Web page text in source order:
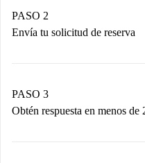
Tienes toda la
PASO 2
Envía tu solicitud de reserva
propietario acepte.
PASO 3
Obtén respuesta en menos de